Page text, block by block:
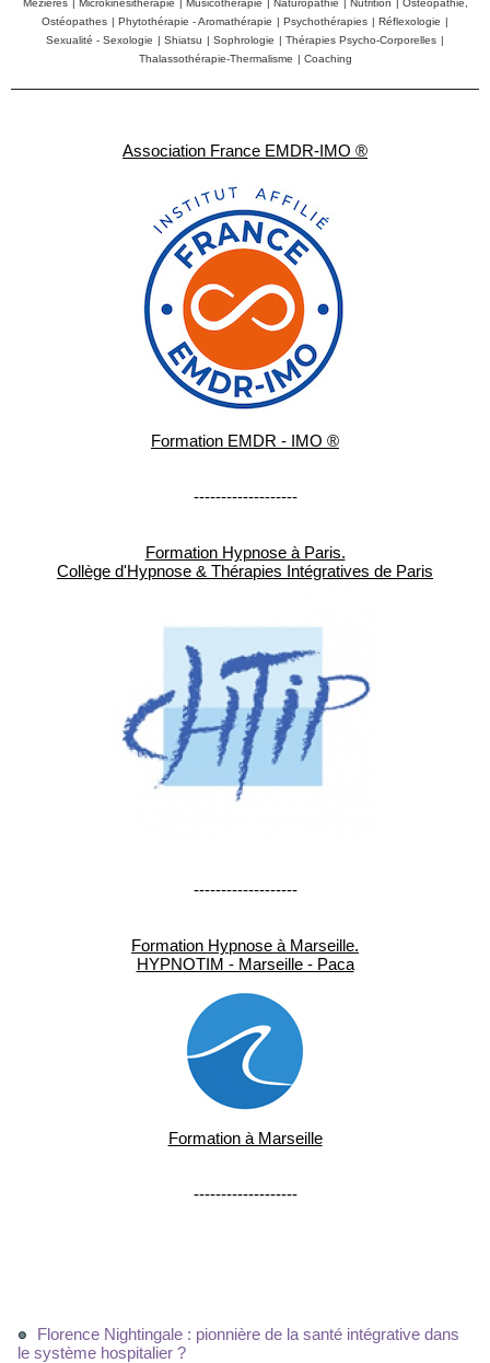
Association France EMDR-IMO ®
Formation EMDR - IMO ®
-------------------
Formation Hypnose à Paris.
Collège d'Hypnose & Thérapies Intégratives de Paris
-------------------
Formation Hypnose à Marseille.
HYPNOTIM - Marseille - Paca
Formation à Marseille
-------------------
Florence Nightingale : pionnière de la santé intégrative dans
le système hospitalier ?
Mézières Microkinésithérapie Musicothérapie Naturopathie Nutrition
Ostéopathie,
Ostéopathes | Phytothérapie - Aromathérapie | Psychothérapies | Réflexologie |
Sexualité - Sexologie | Shiatsu | Sophrologie | Thérapies Psycho-Corporelles |
Thalassothérapie-Thermalisme | Coaching